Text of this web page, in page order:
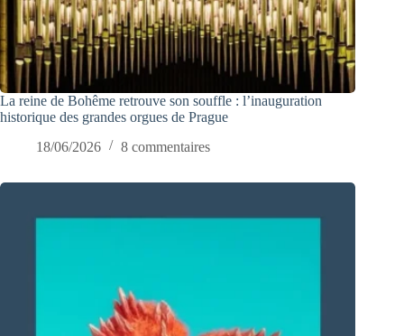
La reine de Bohême retrouve son souffle : l’inauguration
historique des grandes orgues de Prague
18/06/2026
8 commentaires